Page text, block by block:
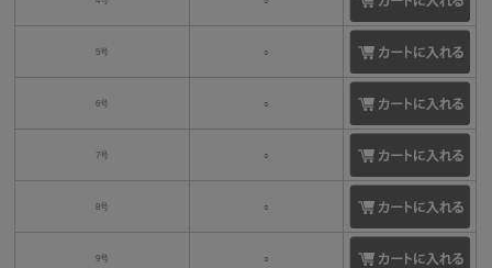
5号 ○
6号 ○
7号 ○
8号 ○
9号 ○